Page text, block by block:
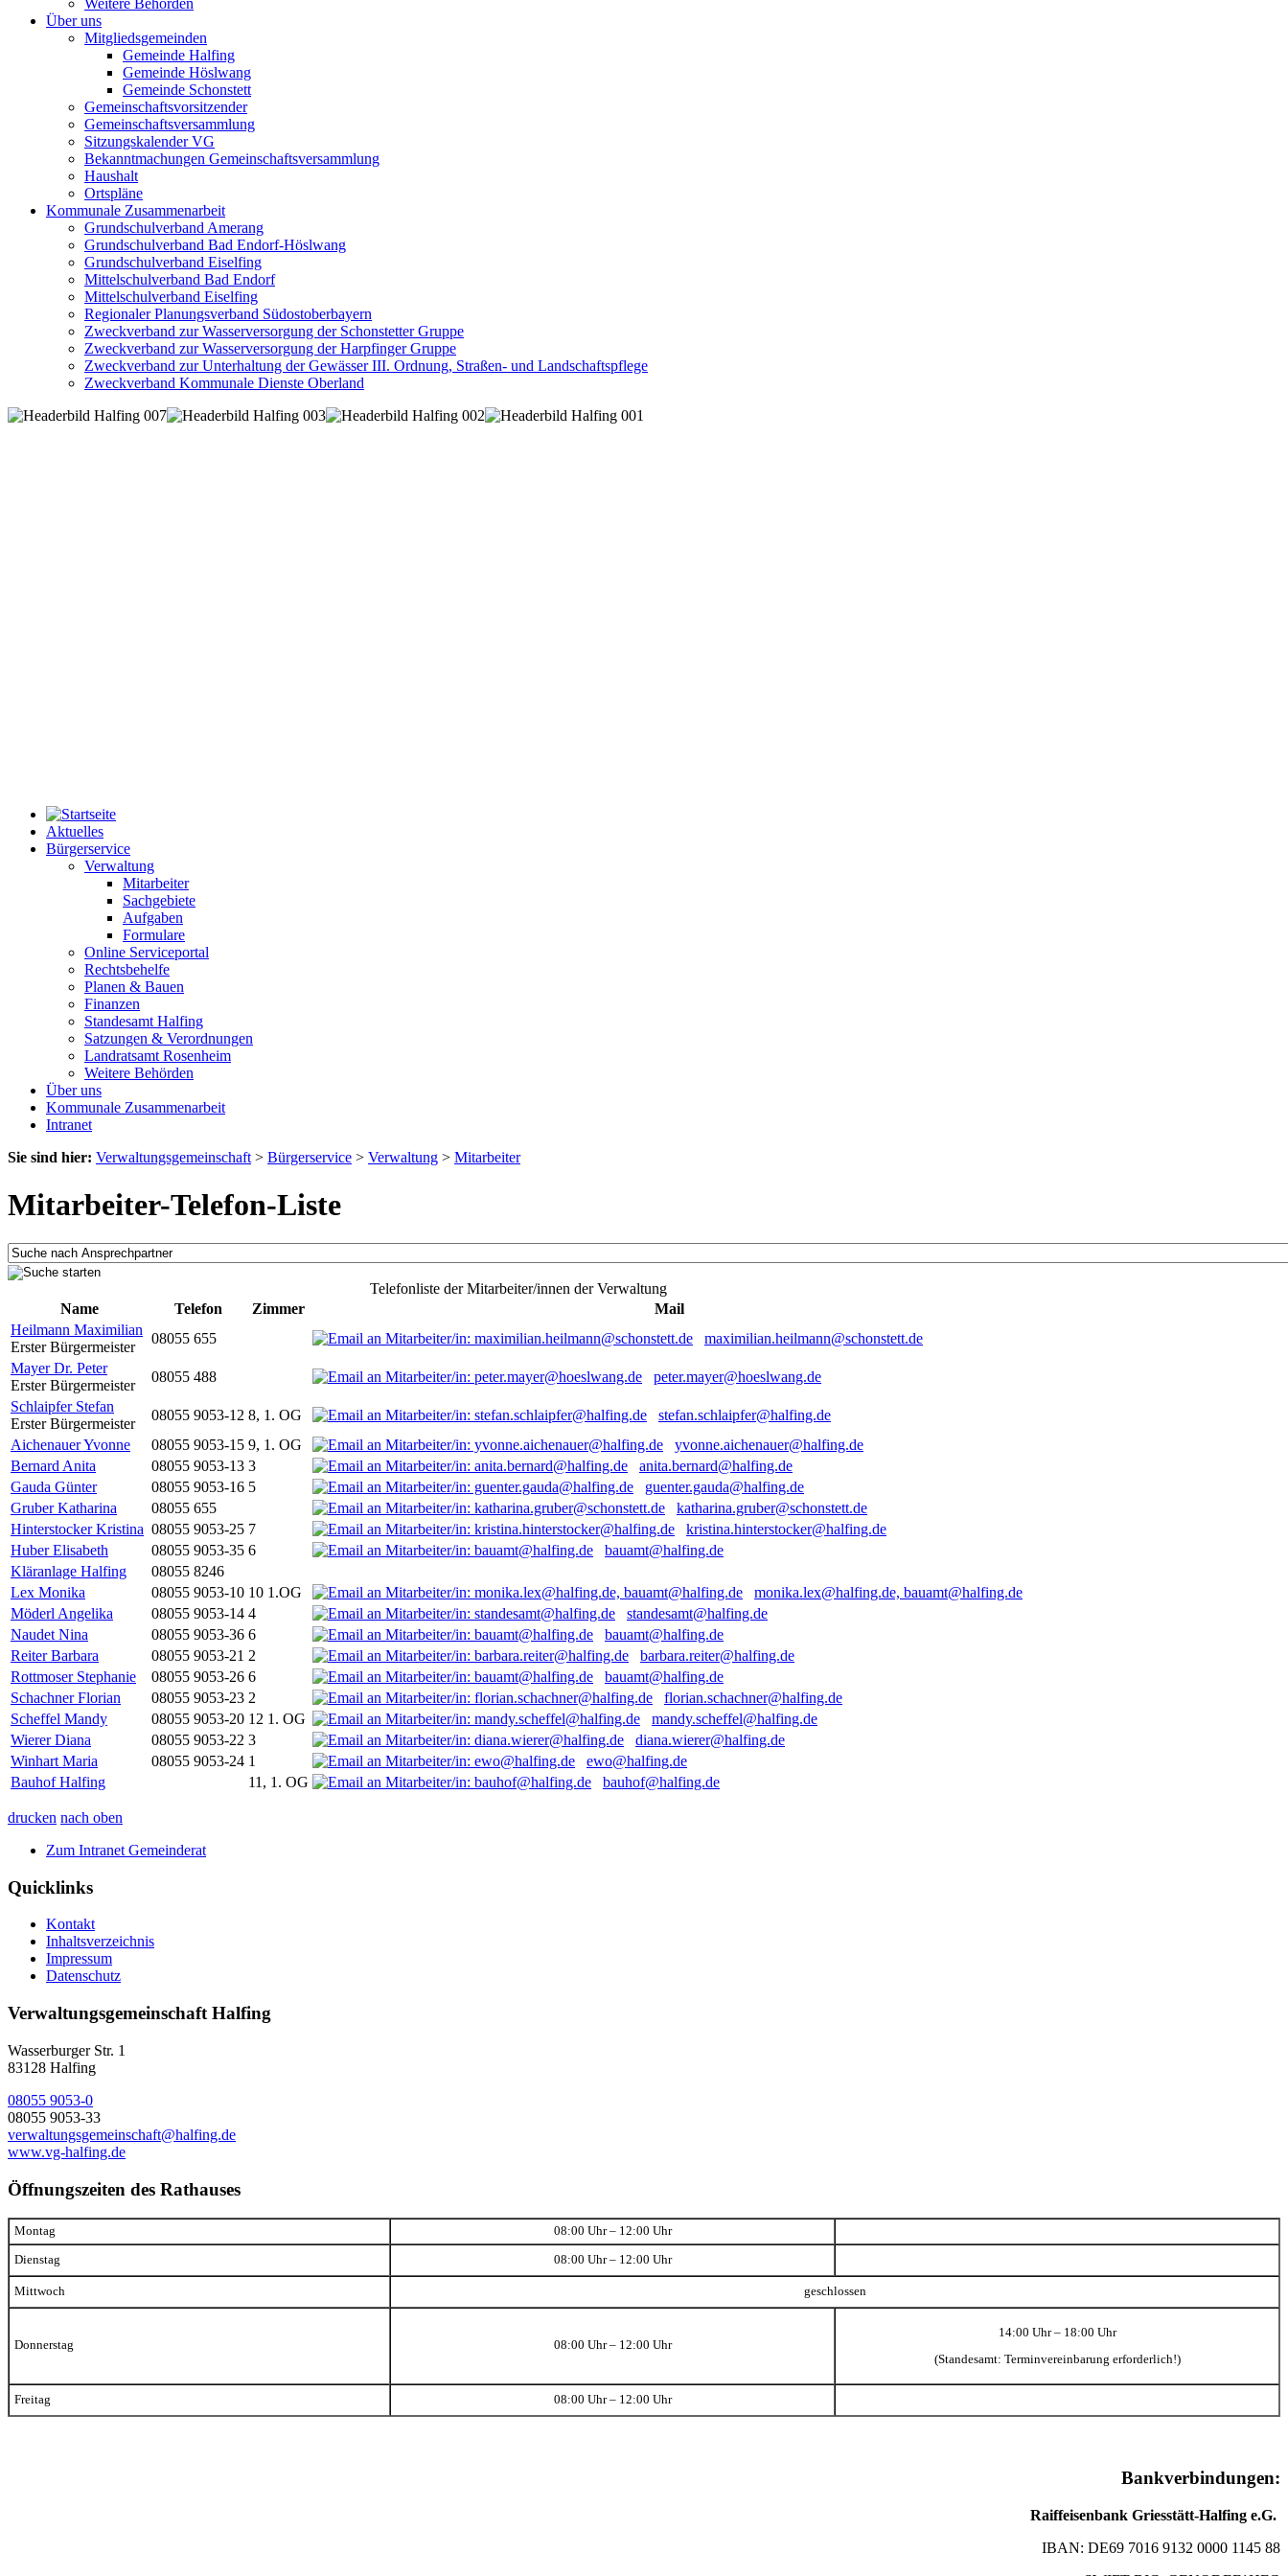
Weitere Behörden
Über uns
Mitgliedsgemeinden
Gemeinde Halfing
Gemeinde Höslwang
Gemeinde Schonstett
Gemeinschaftsvorsitzender
Gemeinschaftsversammlung
Sitzungskalender VG
Bekanntmachungen Gemeinschaftsversammlung
Haushalt
Ortspläne
Kommunale Zusammenarbeit
Grundschulverband Amerang
Grundschulverband Bad Endorf-Höslwang
Grundschulverband Eiselfing
Mittelschulverband Bad Endorf
Mittelschulverband Eiselfing
Regionaler Planungsverband Südostoberbayern
Zweckverband zur Wasserversorgung der Schonstetter Gruppe
Zweckverband zur Wasserversorgung der Harpfinger Gruppe
Zweckverband zur Unterhaltung der Gewässer III. Ordnung, Straßen- und Landschaftspflege
Zweckverband Kommunale Dienste Oberland
Aktuelles
Bürgerservice
Verwaltung
Mitarbeiter
Sachgebiete
Aufgaben
Formulare
Online Serviceportal
Rechtsbehelfe
Planen & Bauen
Finanzen
Standesamt Halfing
Satzungen & Verordnungen
Landratsamt Rosenheim
Weitere Behörden
Über uns
Kommunale Zusammenarbeit
Intranet
Sie sind hier: Verwaltungsgemeinschaft > Bürgerservice > Verwaltung > Mitarbeiter
Mitarbeiter-Telefon-Liste
Telefonliste der Mitarbeiter/innen der Verwaltung
Name
Telefon Zimmer
Mail
Heilmann Maximilian
Erster Bürgermeister
08055 655
maximilian.heilmann@schonstett.de
Mayer Dr. Peter
Erster Bürgermeister
08055 488
peter.mayer@hoeslwang.de
Schlaipfer Stefan
Erster Bürgermeister
08055 9053-12 8, 1. OG
stefan.schlaipfer@halfing.de
Aichenauer Yvonne
08055 9053-15 9, 1. OG
yvonne.aichenauer@halfing.de
Bernard Anita
08055 9053-13 3
anita.bernard@halfing.de
Gauda Günter
08055 9053-16 5
guenter.gauda@halfing.de
Gruber Katharina
08055 655
katharina.gruber@schonstett.de
Hinterstocker Kristina 08055 9053-25 7
kristina.hinterstocker@halfing.de
Huber Elisabeth
08055 9053-35 6
bauamt@halfing.de
Kläranlage Halfing
08055 8246
Lex Monika
08055 9053-10 10 1.OG
monika.lex@halfing.de, bauamt@halfing.de
Möderl Angelika
08055 9053-14 4
standesamt@halfing.de
Naudet Nina
08055 9053-36 6
bauamt@halfing.de
Reiter Barbara
08055 9053-21 2
barbara.reiter@halfing.de
Rottmoser Stephanie
08055 9053-26 6
bauamt@halfing.de
Schachner Florian
08055 9053-23 2
florian.schachner@halfing.de
Scheffel Mandy
08055 9053-20 12 1. OG
mandy.scheffel@halfing.de
Wierer Diana
08055 9053-22 3
diana.wierer@halfing.de
Winhart Maria
08055 9053-24 1
ewo@halfing.de
Bauhof Halfing
11, 1. OG bauhof@halfing.de
drucken nach oben
Zum Intranet Gemeinderat
Quicklinks
Kontakt
Inhaltsverzeichnis
Impressum
Datenschutz
Verwaltungsgemeinschaft Halfing
Wasserburger Str. 1
83128 Halfing
08055 9053-0
08055 9053-33
verwaltungsgemeinschaft@halfing.de
www.vg-halfing.de
Öffnungszeiten des Rathauses
Montag 08:00 Uhr – 12:00 Uhr
Dienstag 08:00 Uhr – 12:00 Uhr
Mittwoch geschlossen
Donnerstag 08:00 Uhr – 12:00 Uhr
14:00 Uhr – 18:00 Uhr
(Standesamt: Terminvereinbarung erforderlich!)
Freitag 08:00 Uhr – 12:00 Uhr
Bankverbindungen:
Raiffeisenbank Griesstätt-Halfing e.G.
IBAN: DE69 7016 9132 0000 1145 88